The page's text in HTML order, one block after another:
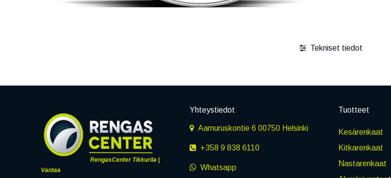
Tekniset tiedot
RengasCenter Tikkurila |
Vantaa
Yhteystiedot
Aamuruskontie 6 00750 Helsinki
+358 9 838 6110
Whatsapp
Tuotteet
Kesärenkaat
Kitkarenkaat
Nastarenkaat